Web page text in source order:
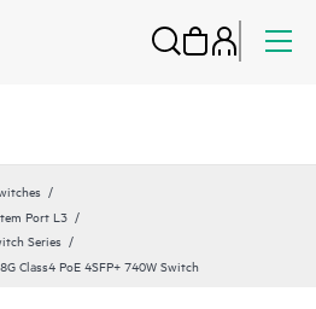
Port L3
Series
Class4 PoE 4SFP+ 740W Switch